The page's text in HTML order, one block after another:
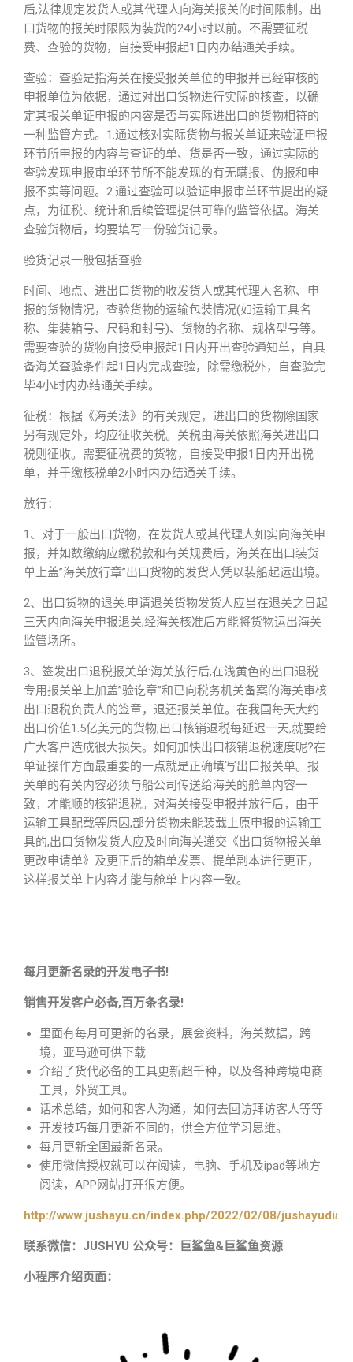
后,法律规定发货人或其代理人向海关报关的时间限制。出
口货物的报关时限限为装货的24小时以前。不需要征税
费、查验的货物，自接受申报起1日内办结通关手续。
查验：查验是指海关在接受报关单位的申报并已经审核的
申报单位为依据，通过对出口货物进行实际的核查，以确
定其报关单证申报的内容是否与实际进出口的货物相符的
一种监管方式。1.通过核对实际货物与报关单证来验证申报
环节所申报的内容与查证的单、货是否一致，通过实际的
查验发现申报审单环节所不能发现的有无瞒报、伪报和申
报不实等问题。2.通过查验可以验证申报审单环节提出的疑
点，为征税、统计和后续管理提供可靠的监管依据。海关
查验货物后，均要填写一份验货记录。
验货记录一般包括查验
时间、地点、进出口货物的收发货人或其代理人名称、申
报的货物情况，查验货物的运输包装情况(如运输工具名
称、集装箱号、尺码和封号)、货物的名称、规格型号等。
需要查验的货物自接受申报起1日内开出查验通知单，自具
备海关查验条件起1日内完成查验，除需缴税外，自查验完
毕4小时内办结通关手续。
征税：根据《海关法》的有关规定，进出口的货物除国家
另有规定外，均应征收关税。关税由海关依照海关进出口
税则征收。需要征税费的货物，自接受申报1日内开出税
单，并于缴核税单2小时内办结通关手续。
放行：
1、对于一般出口货物，在发货人或其代理人如实向海关申
报，并如数缴纳应缴税款和有关规费后，海关在出口装货
单上盖”海关放行章”出口货物的发货人凭以装船起运出境。
2、出口货物的退关:申请退关货物发货人应当在退关之日起
三天内向海关申报退关,经海关核准后方能将货物运出海关
监管场所。
3、签发出口退税报关单:海关放行后,在浅黄色的出口退税
专用报关单上加盖”验讫章”和已向税务机关备案的海关审核
出口退税负责人的签章，退还报关单位。在我国每天大约
出口价值1.5亿美元的货物,出口核销退税每延迟一天,就要给
广大客户造成很大损失。如何加快出口核销退税速度呢?在
单证操作方面最重要的一点就是正确填写出口报关单。报
关单的有关内容必须与船公司传送给海关的舱单内容一
致，才能顺的核销退税。对海关接受申报并放行后，由于
运输工具配载等原因,部分货物未能装载上原申报的运输工
具的,出口货物发货人应及时向海关递交《出口货物报关单
更改申请单》及更正后的箱单发票、提单副本进行更正，
这样报关单上内容才能与舱单上内容一致。
每月更新名录的开发电子书!
销售开发客户必备,百万条名录!
里面有每月可更新的名录，展会资料，海关数据，跨
境，亚马逊可供下载
介绍了货代必备的工具更新超千种，以及各种跨境电商
工具，外贸工具。
话术总结，如何和客人沟通，如何去回访拜访客人等等
开发技巧每月更新不同的，供全方位学习思维。
每月更新全国最新名录。
使用微信授权就可以在阅读，电脑、手机及ipad等地方
阅读，APP网站打开很方便。
http://www.jushayu.cn/index.php/2022/02/08/
联系微信：JUSHYU 公众号：巨鲨鱼&巨鲨鱼资源
小程序介绍页面：